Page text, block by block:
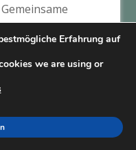
durch
Erfahrung auf
we are using or